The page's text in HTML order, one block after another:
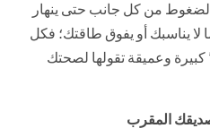
من كل جانب حتى ينهار
لا يناسبك أو يفوق طاقتك؛ فكل
كبيرة وعميقة تقولها لصحتك